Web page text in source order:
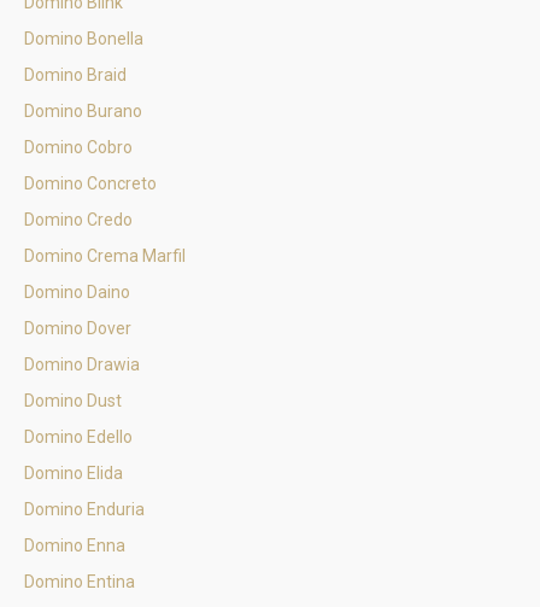
Domino Bonella
Domino Braid
Domino Burano
Domino Cobro
Domino Concreto
Domino Credo
Domino Crema Marfil
Domino Daino
Domino Dover
Domino Drawia
Domino Dust
Domino Edello
Domino Elida
Domino Enduria
Domino Enna
Domino Entina